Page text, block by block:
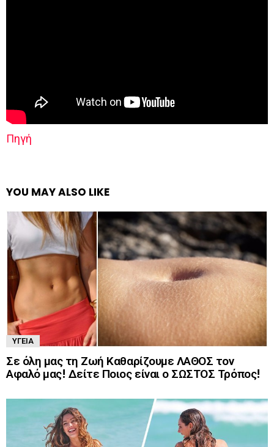
Πηγή
YOU MAY ALSO LIKE
ΥΓΕΊΑ
Σε όλη μας τη Ζωή Καθαρίζουμε ΛΑΘΟΣ τον
Αφαλό μας! Δείτε Ποιος είναι ο ΣΩΣΤΟΣ Τρόπος!